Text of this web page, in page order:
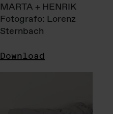
MARTA + HENRIK
Fotografo: Lorenz
Sternbach
Download